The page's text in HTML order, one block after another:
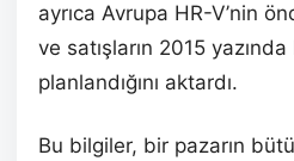
ayrıca Avrupa HR-V’nin
ve satışların 2015 yazında
planlandığını aktardı.
Bu bilgiler, bir pazarın